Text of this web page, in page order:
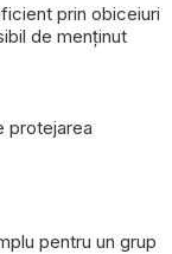
prin obiceiuri
de menținut
protejarea
pentru un grup